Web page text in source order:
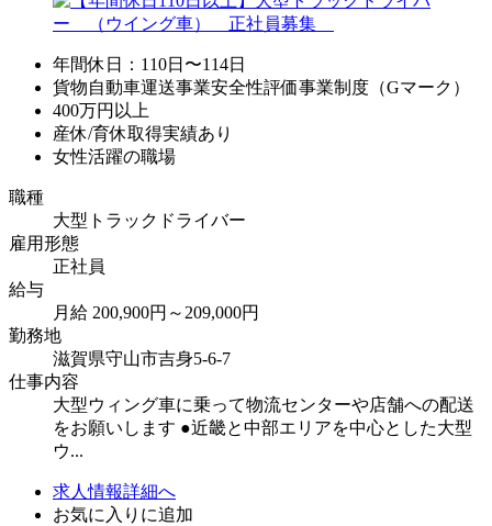
年間休日：110日〜114日
貨物自動車運送事業安全性評価事業制度（Gマーク）
400万円以上
産休/育休取得実績あり
女性活躍の職場
職種
大型トラックドライバー
雇用形態
正社員
給与
月給 200,900円～209,000円
勤務地
滋賀県守山市吉身5-6-7
仕事内容
大型ウィング車に乗って物流センターや店舗への配送
をお願いします ●近畿と中部エリアを中心とした大型
ウ...
求人情報詳細へ
お気に入りに追加